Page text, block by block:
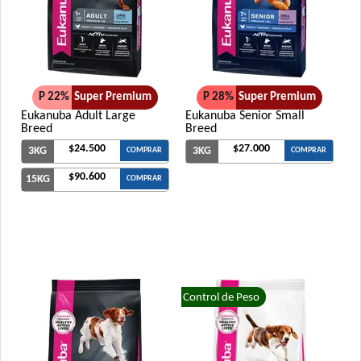
P 22% Super Premium
Eukanuba Adult Large
Breed
3KG $24.500 COMPRAR
15KG $90.600 COMPRAR
P 28% Super Premium
Eukanuba Senior Small
Breed
3KG $27.000 COMPRAR
Control de Peso